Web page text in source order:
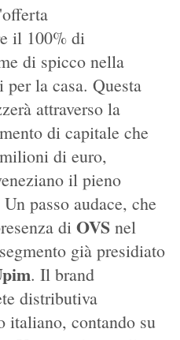
il 100% di
di spicco nella
la casa. Questa
attraverso la
di capitale che
di euro,
il pieno
passo audace, che
di OVS nel
già presidiato
. Il brand
distributiva
italiano, contando su